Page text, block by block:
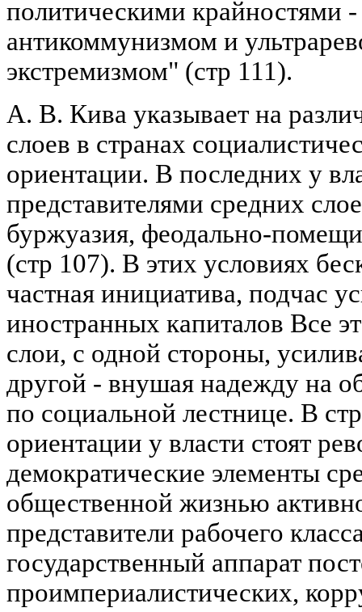
политическими крайностями
антикоммунизмом и
экстремизмом" (стр 111).
А. В. Кива указывает на
слоев в странах
ориентации. В последних у
представителями средних
буржуазия, феодально-
(стр 107). В этих условиях
частная инициатива, подчас
иностранных капиталов Все
слои, с одной стороны,
другой - внушая надежду на
по социальной лестнице. В
ориентации у власти стоят
демократические элементы
общественной жизнью
представители рабочего
государственный аппарат
проимпериалистических,